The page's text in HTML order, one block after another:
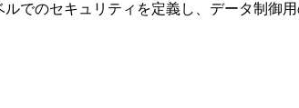
でのセキュリティを定義し、データ制御